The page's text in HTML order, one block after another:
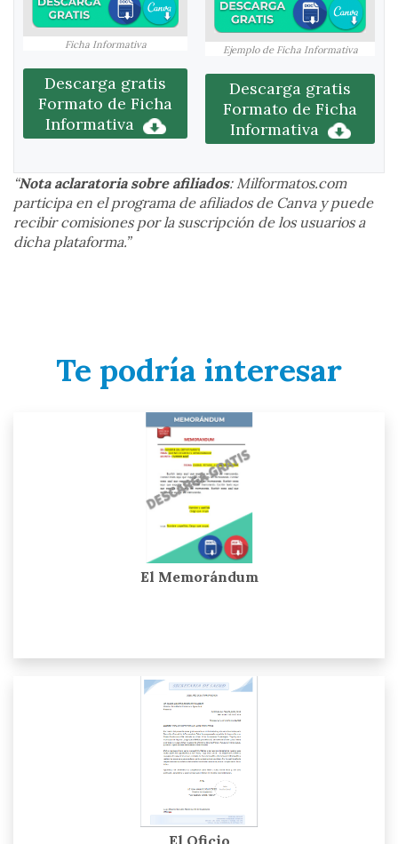
Ficha Informativa
Descarga gratis
Formato de Ficha
Informativa
Ejemplo de Ficha Informativa
Descarga gratis
Formato de Ficha
Informativa
“Nota aclaratoria sobre afiliados: Milformatos.com
participa en el programa de afiliados de Canva y puede
recibir comisiones por la suscripción de los usuarios a
dicha plataforma.”
Te podría interesar
El Memorándum
El Oficio